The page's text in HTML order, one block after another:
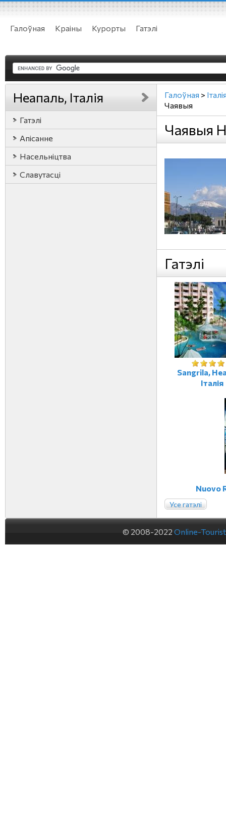
Галоўная Краіны Курорты Гатэлі
Неапаль, Італія
Гатэлі
Апісанне
Насельніцтва
Славутасці
Галоўная >
Чаявыя
Чаявыя
Гатэлі
Sangrila,
Італія
Nuovo
Усе гатэлі
© 2008-2022 Online-